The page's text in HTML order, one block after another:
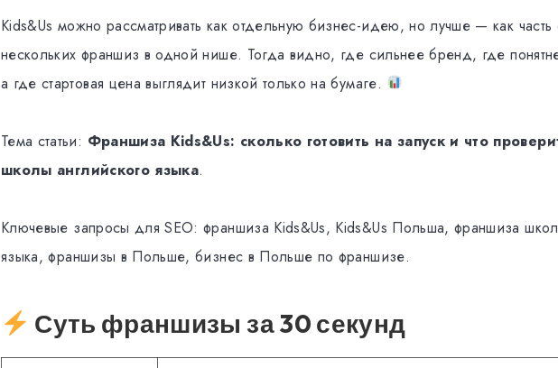
Kids&Us можно рассматривать как отдельную бизнес-идею, но лучше — как часть
нескольких франшиз в одной нише. Тогда видно, где сильнее бренд, где
а где стартовая цена выглядит низкой только на бумаге.
Тема статьи: Франшиза Kids&Us: сколько готовить на запуск и что
школы английского языка.
Ключевые запросы для SEO: франшиза Kids&Us, Kids&Us Польша, франшиза
языка, франшизы в Польше, бизнес в Польше по франшизе.
Суть франшизы за 30 секунд